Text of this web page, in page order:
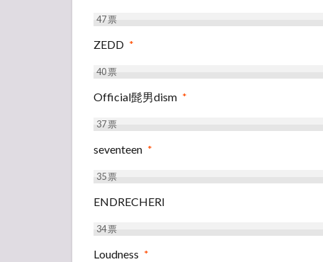
47票
ZEDD *
40票
Official髭男dism *
37票
seventeen *
35票
ENDRECHERI
34票
Loudness *